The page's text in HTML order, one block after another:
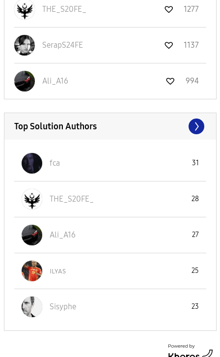
THE_S20FE_ 1277
SerapS24FE 1137
Ali_A16 994
Top Solution Authors
fca 31
THE_S20FE_ 28
Ali_A16 27
ɪʟʏᴀs 25
Sisyphe 23